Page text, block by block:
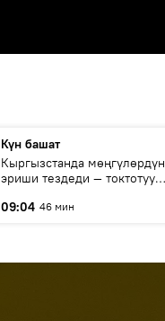
Күн башат
Кыргызстанда мөңгүлөрдүн
эриши тездеди — токтотуу
09:04 46 мин